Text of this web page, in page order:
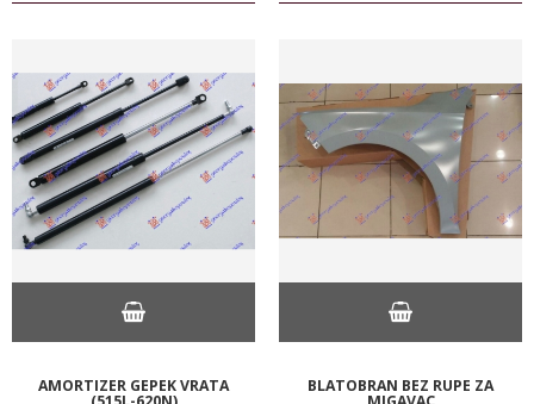
AMORTIZER GEPEK VRATA BLATOBRAN BEZ RUPE ZA